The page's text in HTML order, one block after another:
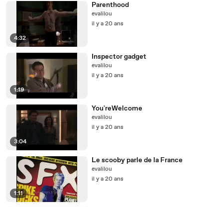
4:32
Parenthood
evalilou
il y a 20 ans
1:19
Inspector gadget
evalilou
il y a 20 ans
3:04
You'reWelcome
evalilou
il y a 20 ans
1:11
Le scooby parle de la France
evalilou
il y a 20 ans